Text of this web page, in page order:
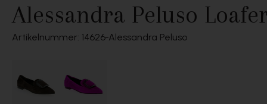
Alessandra Peluso
Artikelnummer: 14626 Alessandra Peluso